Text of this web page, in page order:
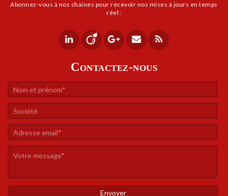
Abonnez-vous à nos chaines pour rece­voir nos mises à jours en temps
réel :
Contactez-nous